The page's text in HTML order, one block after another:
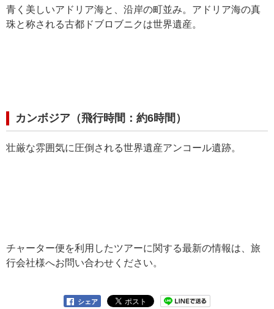
青く美しいアドリア海と、沿岸の町並み。アドリア海の真
珠と称される古都ドブロブニクは世界遺産。
カンボジア（飛行時間：約6時間）
壮厳な雰囲気に圧倒される世界遺産アンコール遺跡。
チャーター便を利用したツアーに関する最新の情報は、旅
行会社様へお問い合わせください。
シェア